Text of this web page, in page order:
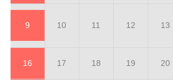
9 10 11 12 13
16 17 18 19 20